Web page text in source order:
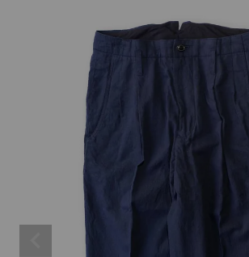
GULF STREA
M PANTS（NA
NEW ARRIVAL
ARCH EXCLUSIVE
CATEGORY